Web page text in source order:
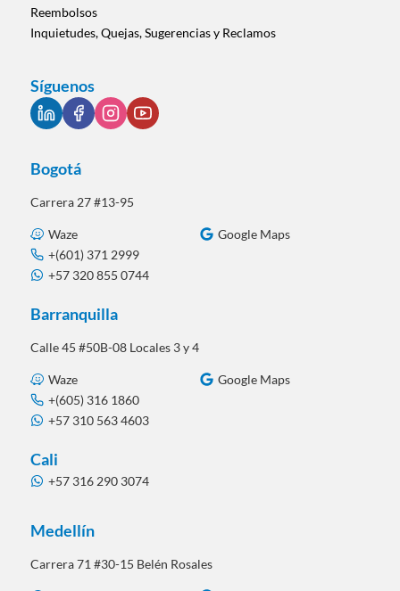
Reembolsos
Inquietudes, Quejas, Sugerencias y Reclamos
Síguenos
Bogotá
Carrera 27 #13-95
Waze
Google Maps
+(601) 371 2999
+57 320 855 0744
Barranquilla
Calle 45 #50B-08 Locales 3 y 4
Waze
Google Maps
+(605) 316 1860
+57 310 563 4603
Cali
+57 316 290 3074
Medellín
Carrera 71 #30-15 Belén Rosales